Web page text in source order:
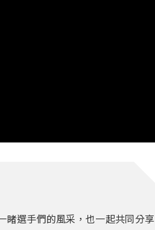
睹選手們的風采，也一起共同分享